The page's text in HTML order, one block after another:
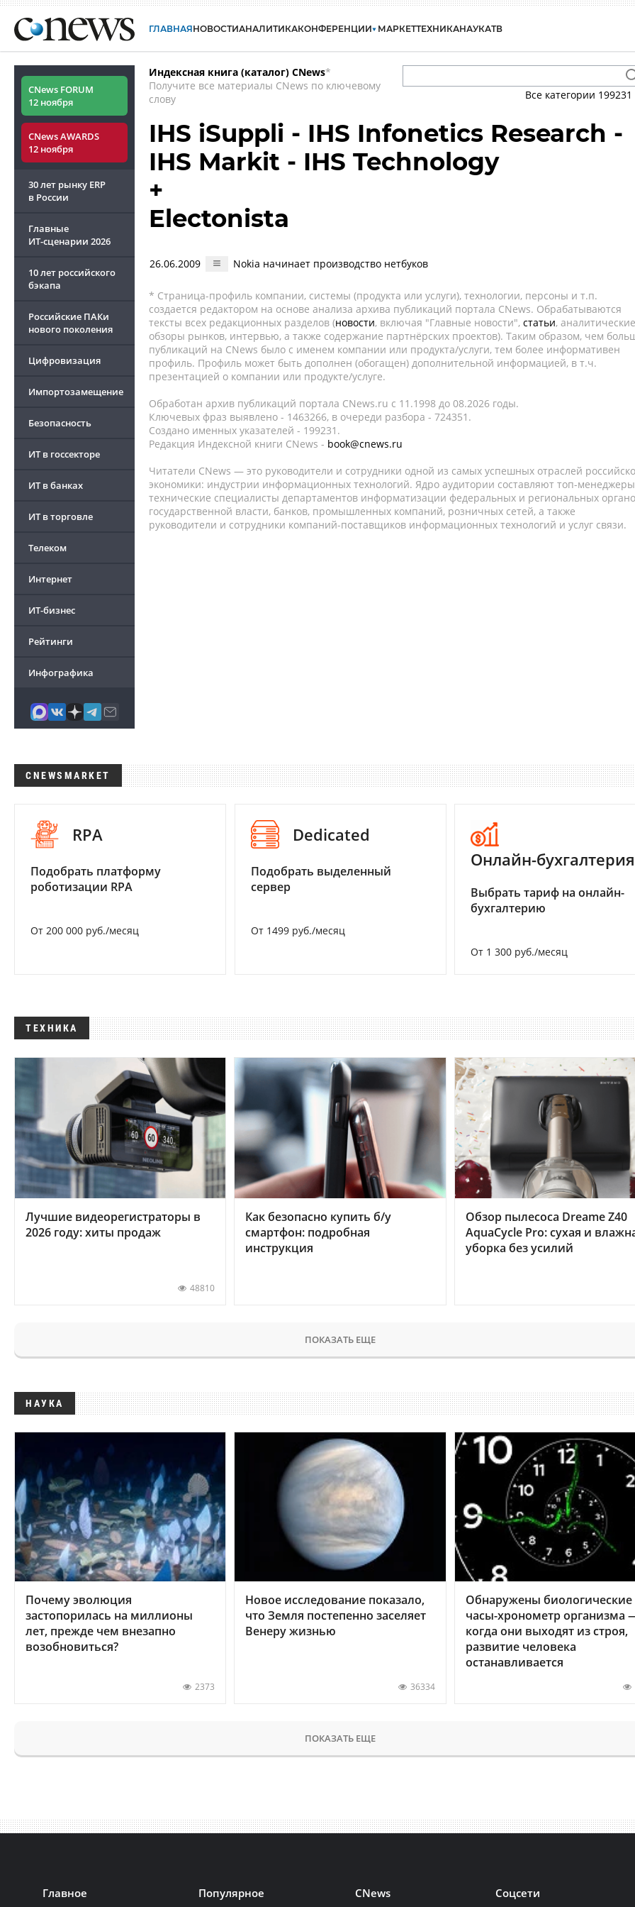
ГЛАВНАЯНОВОСТИАНАЛИТИКАКОНФЕРЕНЦИИ МАРКЕТТЕХНИКАНАУКАТВ
CNews FORUM
12 ноября
CNews AWARDS
12 ноября
30 лет рынку ERP
в России
Главные
ИТ-сценарии 2026
10 лет российского
бэкапа
Российские ПАКи
нового поколения
Цифровизация
Импортозамещение
Безопасность
ИТ в госсекторе
ИТ в банках
ИТ в торговле
Телеком
Интернет
ИТ-бизнес
Рейтинги
Инфографика
Индексная книга (каталог) CNews*
Получите все материалы CNews по ключевому
слову
Все категории 199231
IHS iSuppli - IHS Infonetics Research -
IHS Markit - IHS Technology
+
Electonista
26.06.2009 Nokia начинает производство нетбуков
* Страница-профиль компании, системы (продукта или услуги), технологии, персоны и т.п.
создается редактором на основе анализа архива публикаций портала CNews. Обрабатываются
тексты всех редакционных разделов (новости, включая "Главные новости", статьи, аналитические
обзоры рынков, интервью, а также содержание партнёрских проектов). Таким образом, чем
публикаций на CNews было с именем компании или продукта/услуги, тем более информативен
профиль. Профиль может быть дополнен (обогащен) дополнительной информацией, в т.ч.
презентацией о компании или продукте/услуге.
Обработан архив публикаций портала CNews.ru c 11.1998 до 08.2026 годы.
Ключевых фраз выявлено - 1463266, в очереди разбора - 724351.
Создано именных указателей - 199231.
Редакция Индексной книги CNews - book@cnews.ru
Читатели CNews — это руководители и сотрудники одной из самых успешных отраслей
экономики: индустрии информационных технологий. Ядро аудитории составляют топ-
технические специалисты департаментов информатизации федеральных и региональных
государственной власти, банков, промышленных компаний, розничных сетей, а также
руководители и сотрудники компаний-поставщиков информационных технологий и услуг связи.
CNEWSMARKET
RPA
Подобрать платформу
роботизации RPA
От 200 000 руб./месяц
Dedicated
Подобрать выделенный
сервер
От 1499 руб./месяц
Онлайн-бухгалтерия
Выбрать тариф на онлайн-
бухгалтерию
От 1 300 руб./месяц
ТЕХНИКА
Лучшие видеорегистраторы в
2026 году: хиты продаж
48810
Как безопасно купить б/у
смартфон: подробная
инструкция
Обзор пылесоса Dreame Z40
AquaCycle Pro: сухая и
уборка без усилий
ПОКАЗАТЬ ЕЩЕ
НАУКА
Почему эволюция
застопорилась на миллионы
лет, прежде чем внезапно
возобновиться?
2373
Новое исследование показало,
что Земля постепенно заселяет
Венеру жизнью
36334
Обнаружены биологические
часы-хронометр организма
когда они выходят из строя,
развитие человека
останавливается
ПОКАЗАТЬ ЕЩЕ
Главное Популярное CNews Соцсети